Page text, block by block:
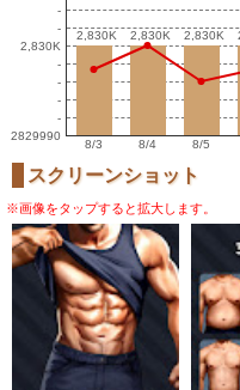
-
-
2,830K
-
-
-
-
2829990
2,830K
2,830K 2,830K
2,830K 2,830K
2,830K
8/3 8/4 8/5
スクリーンショット
※画像をタップすると拡大します。